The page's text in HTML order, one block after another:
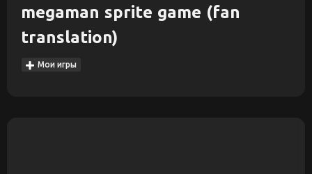
megaman sprite game (fan
translation)
Мои игры